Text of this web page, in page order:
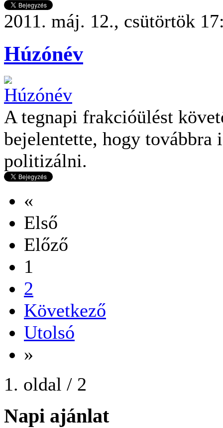
2011. máj. 12., csütörtök
Húzónév
A tegnapi frakcióülést
bejelentette, hogy továbbra
politizálni.
«
Első
Előző
1
2
Következő
Utolsó
»
1. oldal / 2
Napi ajánlat